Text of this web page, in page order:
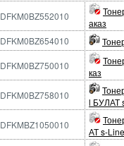
DFKM0BZ552010
аказ
DFKM0BZ654010
DFKM0BZ750010
каз
DFKM0BZ758010
l БУЛАТ
DFKMBZ1050010
АТ s-